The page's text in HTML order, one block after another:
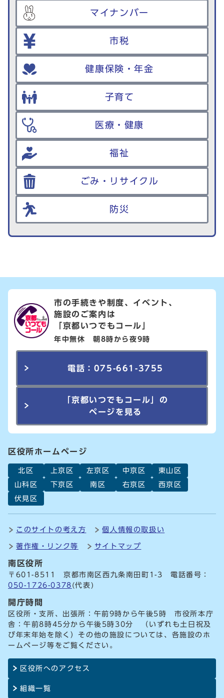
マイナンバー
市税
健康保険・年金
子育て
医療・健康
福祉
ごみ・リサイクル
防災
市の手続きや制度、イベント、
施設のご案内は
「京都いつでもコール」
年中無休 朝8時から夜9時
電話：075-661-3755
「京都いつでもコール」の
ページを見る
区役所ホームページ
北区 上京区 左京区 中京区
東山区
山科区
下京区 南区 右京区
西京区
伏見区
このサイトの考え方 個人情報の取扱い
著作権・リンク等 サイトマップ
南区役所
〒601-8511 京都市南区西九条南田町1-3 電話番号：
050-1726-0378 (代表)
開庁時間
区役所・支所、出張所：午前9時から午後5時 市役所本庁
舎：午前8時45分から午後5時30分 （いずれも土日祝及
び年末年始を除く）その他の施設については、各施設のホ
ームページ等をご覧ください。
区役所へのアクセス
組織一覧